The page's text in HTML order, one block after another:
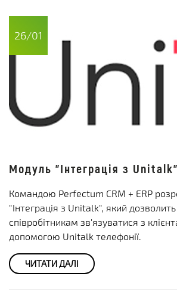
26/01
Модуль "Інтеграція з Unitalk"
Командою Perfectum CRM + ERP
"Інтеграція з Unitalk", який
співробітникам зв'язуватися з
допомогою Unitalk телефонії.
ЧИТАТИ ДАЛІ